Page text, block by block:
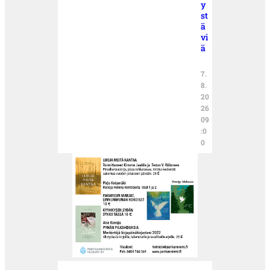
y
st
ä
vi
ä
7.
8.
20
26
09
:0
0